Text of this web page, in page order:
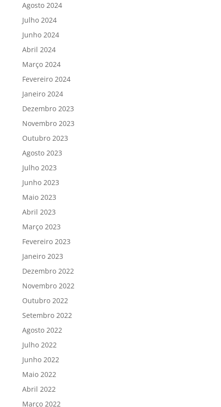
Agosto 2024
Julho 2024
Junho 2024
Abril 2024
Março 2024
Fevereiro 2024
Janeiro 2024
Dezembro 2023
Novembro 2023
Outubro 2023
Agosto 2023
Julho 2023
Junho 2023
Maio 2023
Abril 2023
Março 2023
Fevereiro 2023
Janeiro 2023
Dezembro 2022
Novembro 2022
Outubro 2022
Setembro 2022
Agosto 2022
Julho 2022
Junho 2022
Maio 2022
Abril 2022
Março 2022